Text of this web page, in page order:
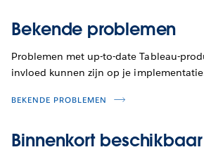
Bekende problemen
Problemen met up-to-date Tableau-
invloed kunnen zijn op je
BEKENDE PROBLEMEN
Binnenkort beschikbaar